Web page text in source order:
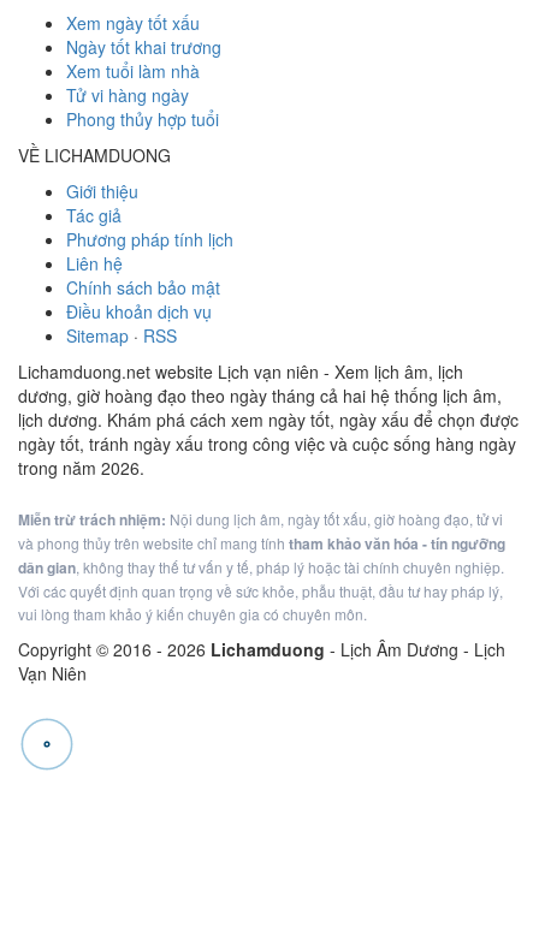
Xem ngày tốt xấu
Ngày tốt khai trương
Xem tuổi làm nhà
Tử vi hàng ngày
Phong thủy hợp tuổi
VỀ LICHAMDUONG
Giới thiệu
Tác giả
Phương pháp tính lịch
Liên hệ
Chính sách bảo mật
Điều khoản dịch vụ
Sitemap · RSS
Lichamduong.net website Lịch vạn niên - Xem lịch âm, lịch
dương, giờ hoàng đạo theo ngày tháng cả hai hệ thống lịch âm,
lịch dương. Khám phá cách xem ngày tốt, ngày xấu để chọn được
ngày tốt, tránh ngày xấu trong công việc và cuộc sống hàng ngày
trong năm 2026.
Miễn trừ trách nhiệm: Nội dung lịch âm, ngày tốt xấu, giờ hoàng đạo, tử vi
và phong thủy trên website chỉ mang tính tham khảo văn hóa - tín ngưỡng
dân gian, không thay thế tư vấn y tế, pháp lý hoặc tài chính chuyên nghiệp.
Với các quyết định quan trọng về sức khỏe, phẫu thuật, đầu tư hay pháp lý,
vui lòng tham khảo ý kiến chuyên gia có chuyên môn.
Copyright © 2016 - 2026 Lichamduong - Lịch Âm Dương - Lịch
Vạn Niên